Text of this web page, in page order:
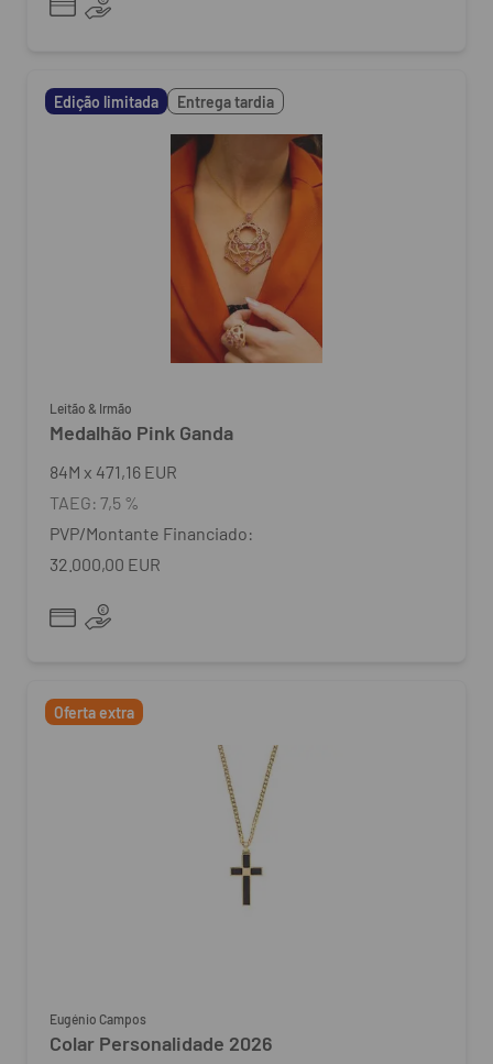
Edição limitada Entrega tardia
Leitão & Irmão
Medalhão Pink Ganda
84M x 471,16 EUR
TAEG: 7,5 %
PVP/Montante Financiado:
32.000,00 EUR
Oferta extra
Eugénio Campos
Colar Personalidade 2026